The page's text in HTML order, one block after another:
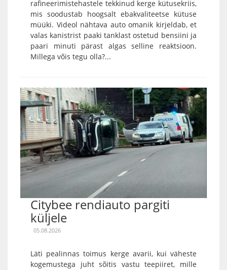
rafineerimistehastele tekkinud kerge kütusekriis,
mis soodustab hoogsalt ebakvaliteetse kütuse
müüki. Videol nähtava auto omanik kirjeldab, et
valas kanistrist paaki tanklast ostetud bensiini ja
paari minuti pärast algas selline reaktsioon.
Millega võis tegu olla?...
Citybee rendiauto pargiti
küljele
05.08.2026
Läti pealinnas toimus kerge avarii, kui väheste
kogemustega juht sõitis vastu teepiiret, mille